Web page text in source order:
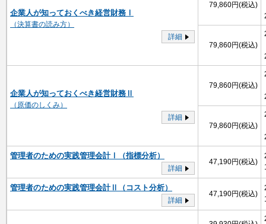
企業人が知っておくべき経営財務Ⅰ
（決算書の読み方）
詳細
79,860円(税込)
79,860円(税込)
企業人が知っておくべき経営財務Ⅱ
（原価のしくみ）
詳細
79,860円(税込)
79,860円(税込)
管理者のための実践管理会計Ⅰ（指標分析）
詳細
47,190円(税込)
管理者のための実践管理会計Ⅱ（コスト分析）
詳細
47,190円(税込)